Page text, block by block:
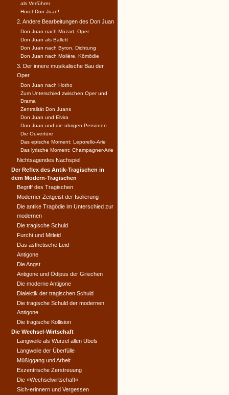
als Verführer
Höret Don Juan!
2. Andere Bearbeitungen des Don Juan
Don Juan nach Mozart, Oper
Don Juan als Ballett
Don Juan nach Byron, Dichtung
Don Juan nach Molière, Kömödie
3. Der innere musikalische Bau der
Oper
Don Juan nach Hotho
Zum Unterschied zwischen Oper und
Drama
Zentralität Don Juans
Don Juan und Elvira
Don Juan und die übrigen Personen
Die Ouvertüre
Das epische Moment: Leporello-Arie
Das lyrische Moment: Champagner-Arie
Nichtsagendes Nachspiel
Der Reflex des Antik-Tragischen in
dem Modern-Tragischen
Begriff des Tragischen
Moderner Zeitgeist der Isolierung
Die antike Tragödie im Unterschied zur
modernen
Die tragische Schuld
Furcht und Mitleid
Das ästhetische Leid
Antigone
Die Angst
Antigone und Ödipus der Griechen
Die moderne Antigone
Dialektik der tragischen Schuld
Die tragische Schuld der modernen
Antigone
Die tragische Kollision
Die Wechsel-Wirtschaft
Langweile als Wurzel allen Übels
Langweile der Überfülle
Müßiggang und Arbeit
Exzentrische Zerstreuung
Die »Wechselwirtschaft«
Sich-erinnern und Vergessen